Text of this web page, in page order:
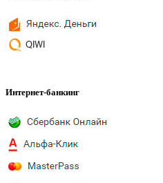
Интернет-банкинг